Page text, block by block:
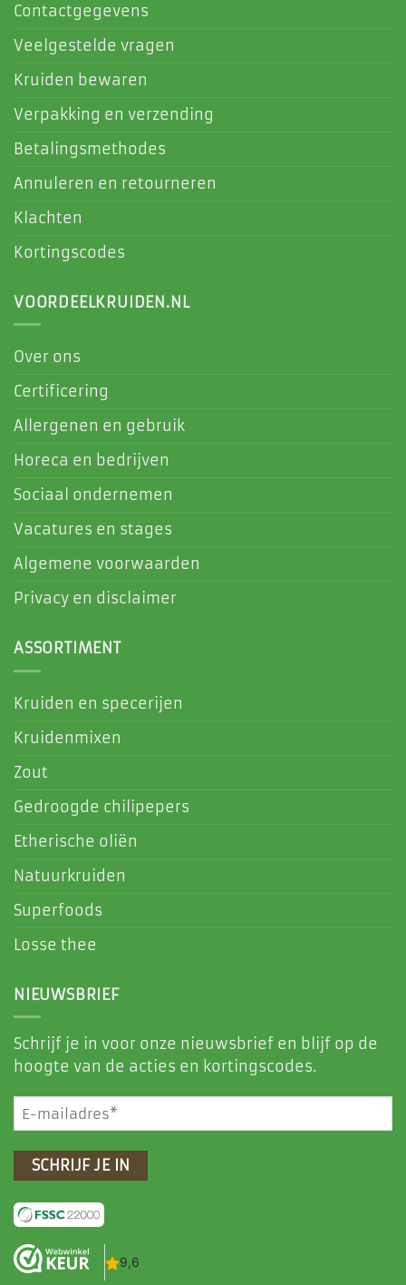
Contactgegevens
Veelgestelde vragen
Kruiden bewaren
Verpakking en verzending
Betalingsmethodes
Annuleren en retourneren
Klachten
Kortingscodes
VOORDEELKRUIDEN.NL
Over ons
Certificering
Allergenen en gebruik
Horeca en bedrijven
Sociaal ondernemen
Vacatures en stages
Algemene voorwaarden
Privacy en disclaimer
ASSORTIMENT
Kruiden en specerijen
Kruidenmixen
Zout
Gedroogde chilipepers
Etherische oliën
Natuurkruiden
Superfoods
Losse thee
NIEUWSBRIEF
Schrijf je in voor onze nieuwsbrief en blijf op de
hoogte van de acties en kortingscodes.
E-
mailadres
(Vereist)